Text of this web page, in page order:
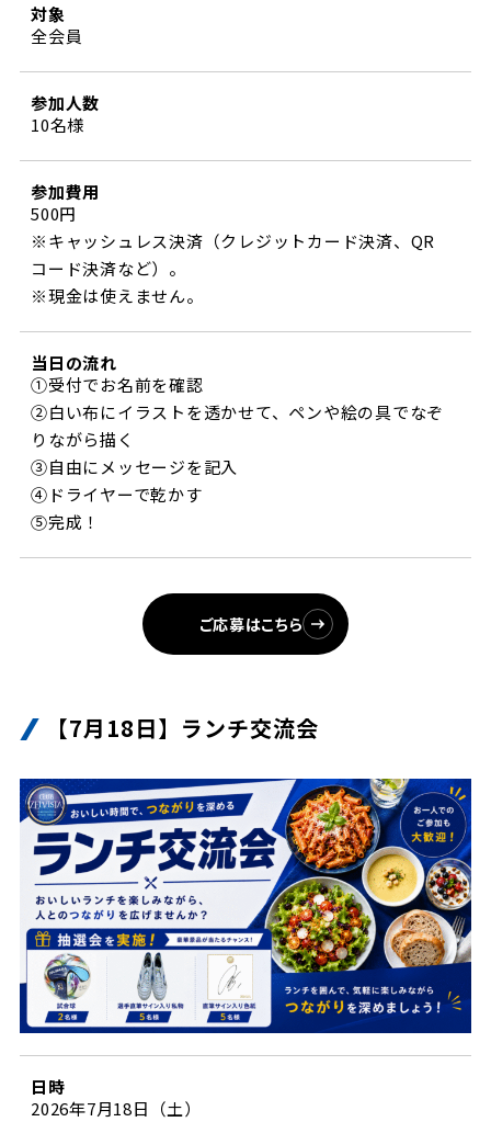
対象
全会員
参加人数
10名様
参加費用
500円
※キャッシュレス決済（クレジットカード決済、QR
コード決済など）。
※現金は使えません。
当日の流れ
①受付でお名前を確認
②白い布にイラストを透かせて、ペンや絵の具でなぞ
りながら描く
③自由にメッセージを記入
④ドライヤーで乾かす
⑤完成！
ご応募はこちら
【7月18日】ランチ交流会
日時
2026年7月18日（土）